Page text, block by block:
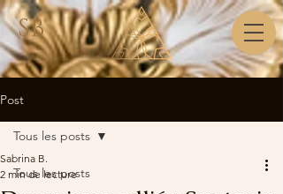
SB
Post
Tous les posts
Tous les posts
Sabrina B.
2 min de lecture